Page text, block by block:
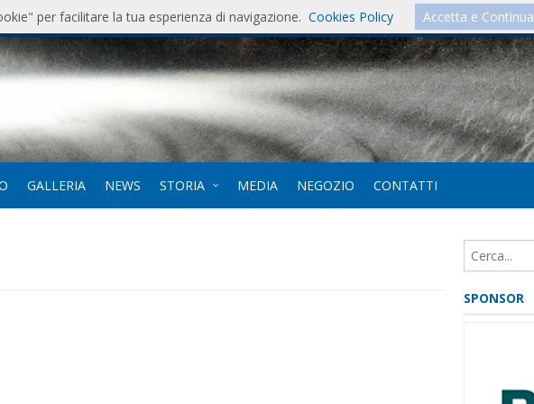
12-
GALLERIA NEWS STORIA MEDIA NEGOZIO CONTATTI
SPONSOR
per facilitare la tua esperienza di navigazione. Cookies Policy Accetta e Continua